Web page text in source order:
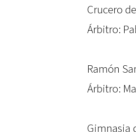
Crucero
Árbitro:
Ramón
Árbitro:
Gimnasia